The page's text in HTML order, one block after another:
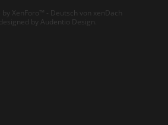
XenForo™ - Deutsch von xenDach
by Audentio Design.